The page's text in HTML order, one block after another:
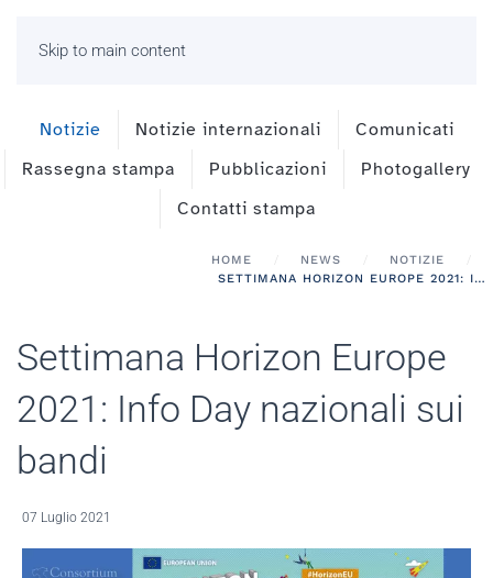
Skip to main content
Notizie Notizie internazionali
Comunicati
Rassegna stampa
Pubblicazioni
Photogallery
Contatti stampa
HOME NEWS
NOTIZIE
SETTIMANA HORIZON EUROPE 2021: INFO DAY NAZIONALI SUI BANDI
Settimana Horizon Europe
2021: Info Day nazionali sui
bandi
07 Luglio 2021